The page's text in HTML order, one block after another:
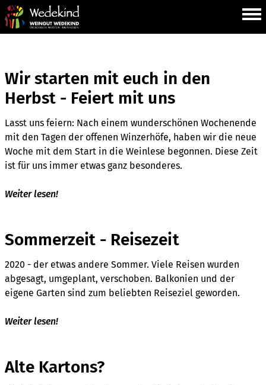
Wir starten mit euch in den
Herbst - Feiert mit uns
Lasst uns feiern: Nach einem wunderschönen Wochenende
mit den Tagen der offenen Winzerhöfe, haben wir die neue
Woche mit dem Start in die Weinlese begonnen. Diese Zeit
ist für uns immer etwas ganz besonderes.
Weiter lesen!
Sommerzeit - Reisezeit
2020 - der etwas andere Sommer. Viele Reisen wurden
abgesagt, umgeplant, verschoben. Balkonien und der
eigene Garten sind zum beliebten Reiseziel geworden.
Weiter lesen!
Alte Kartons?